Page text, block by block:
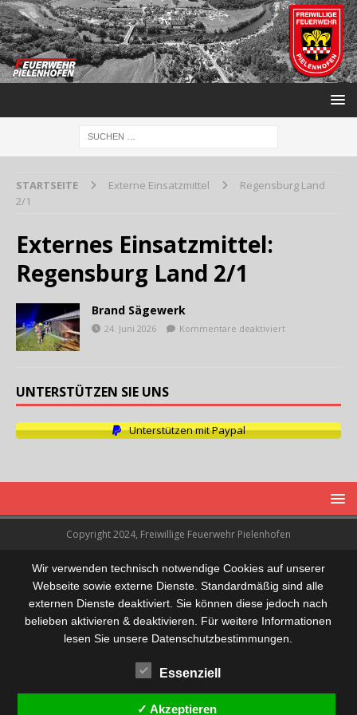
STARTSEITE Externe Einsatzmittel
Regensburg Land
2/1
Externes Einsatzmittel:
Regensburg Land 2/1
Brand Sägewerk
24. Juni 2026 Kommentare deaktiviert
UNTERSTÜTZEN SIE UNS
Unterstützen mit Paypal
Copyright 2024, Freiwillige Feuerwehr Pielenhofen
Wir verwenden technisch notwendige Cookies auf unserer
Webseite sowie externe Dienste. Standardmäßig sind alle
externen Dienste deaktiviert. Sie können diese jedoch nach
belieben aktivieren & deaktivieren. Für weitere Informationen
lesen Sie unsere Datenschutzbestimmungen.
Essenziell
✓ Akzeptieren